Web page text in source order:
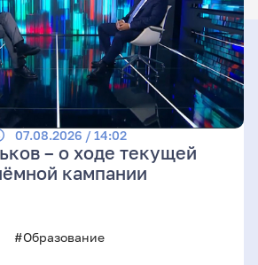
07.08.2026 / 14:02
– о ходе текущей
кампании
#Образование